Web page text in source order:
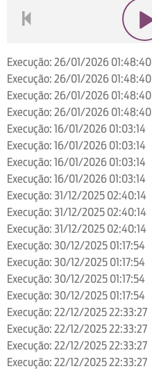
Execução: 26/01/2026 01:48:40
Execução: 26/01/2026 01:48:40
Execução: 26/01/2026 01:48:40
Execução: 26/01/2026 01:48:40
Execução: 16/01/2026 01:03:14
Execução: 16/01/2026 01:03:14
Execução: 16/01/2026 01:03:14
Execução: 16/01/2026 01:03:14
Execução: 31/12/2025 02:40:14
Execução: 31/12/2025 02:40:14
Execução: 31/12/2025 02:40:14
Execução: 30/12/2025 01:17:54
Execução: 30/12/2025 01:17:54
Execução: 30/12/2025 01:17:54
Execução: 30/12/2025 01:17:54
Execução: 22/12/2025 22:33:27
Execução: 22/12/2025 22:33:27
Execução: 22/12/2025 22:33:27
Execução: 22/12/2025 22:33:27